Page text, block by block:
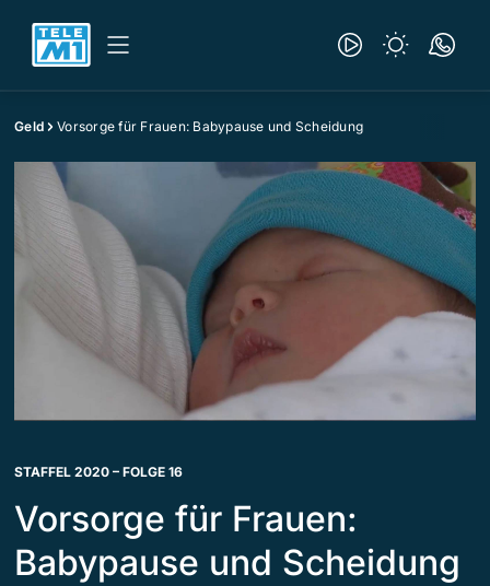
Geld Vorsorge für Frauen: Babypause und Scheidung
STAFFEL 2020 – FOLGE 16
Vorsorge für Frauen:
Babypause und Scheidung